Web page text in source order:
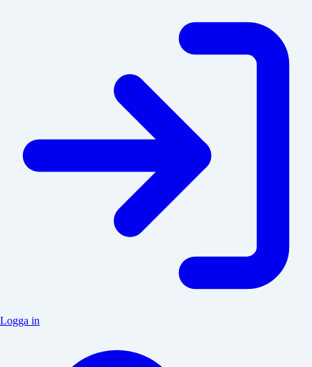
Logga in